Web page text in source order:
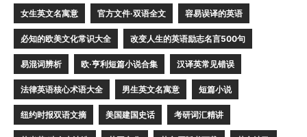
女生英文名寓意 官方文件·双语全文 容易误译的英语
必知的欧美文化常识大全 改变人生的英语励志名言500句
易混词辨析 欧·亨利短篇小说合集 汉译英常见错误
法律英语核心术语大全 男生英文名寓意 短篇小说
纽约时报双语文摘 美国建国史话 考研词汇精讲